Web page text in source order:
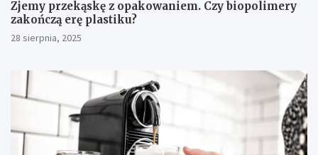
Zjemy przekąskę z opakowaniem. Czy biopolimery
zakończą erę plastiku?
28 sierpnia, 2025